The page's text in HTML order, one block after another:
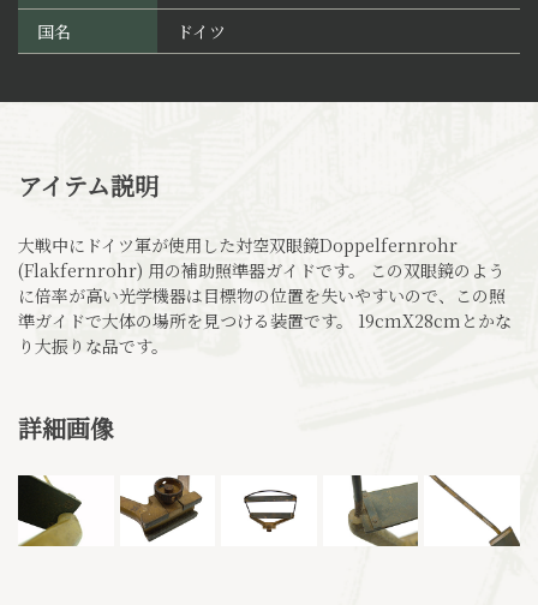
国名
ドイツ
アイテム説明
大戦中にドイツ軍が使用した対空双眼鏡Doppelfernrohr
(Flakfernrohr) 用の補助照準器ガイドです。 この双眼鏡のよう
に倍率が高い光学機器は目標物の位置を失いやすいので、この照
準ガイドで大体の場所を見つける装置です。 19cmX28cmとかな
り大振りな品です。
詳細画像